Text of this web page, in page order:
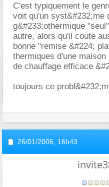
C'est typiquement le
voit qu'un syst&#232;me
g&#233;othermique
autre, alors qu'il coute
bonne "remise &#224;
thermiques d'une
de chauffage efficace
toujours ce
26/01/2006, 16h43